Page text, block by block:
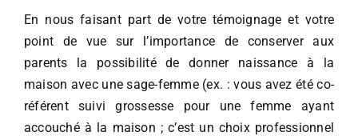
En nous faisant part de votre témoignage et votre
point de vue sur l’importance de conserver aux
parents la possibilité de donner naissance à la
maison avec une sage-femme (ex. : vous avez été co-
référent suivi grossesse pour une femme ayant
accouché à la maison ; c’est un choix professionnel